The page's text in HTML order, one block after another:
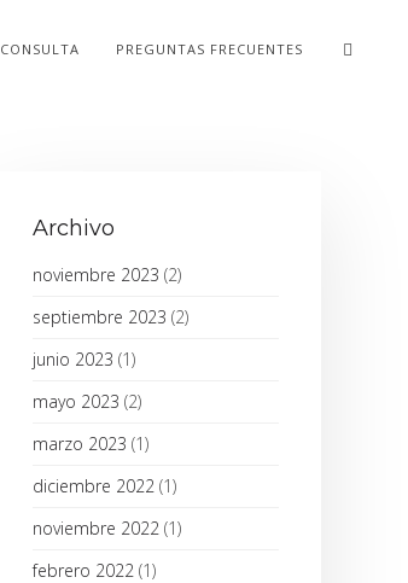
CONSULTA PREGUNTAS FRECUENTES
Archivo
noviembre 2023 (2)
septiembre 2023 (2)
junio 2023 (1)
mayo 2023 (2)
marzo 2023 (1)
diciembre 2022 (1)
noviembre 2022 (1)
febrero 2022 (1)